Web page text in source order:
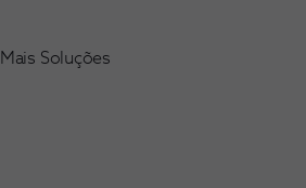
Mais Soluções